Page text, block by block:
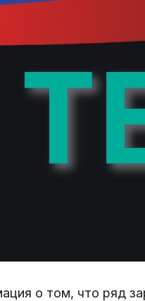
о том, что ряд